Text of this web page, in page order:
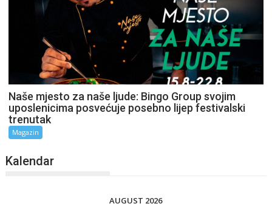
Naše mjesto za naše ljude: Bingo Group svojim
uposlenicima posvećuje posebno lijep festivalski
trenutak
Magazin
Kalendar
AUGUST 2026